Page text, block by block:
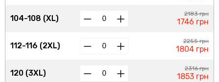
104-108 (XL)
112-116 (2XL)
120 (3XL)
2183 грн
1746 грн
2255 грн
1804 грн
2316 грн
1853 грн